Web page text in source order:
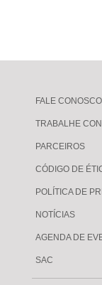
FALE CONOSCO
TRABALHE
PARCEIROS
CÓDIGO DE
POLÍTICA DE
NOTÍCIAS
AGENDA DE
SAC